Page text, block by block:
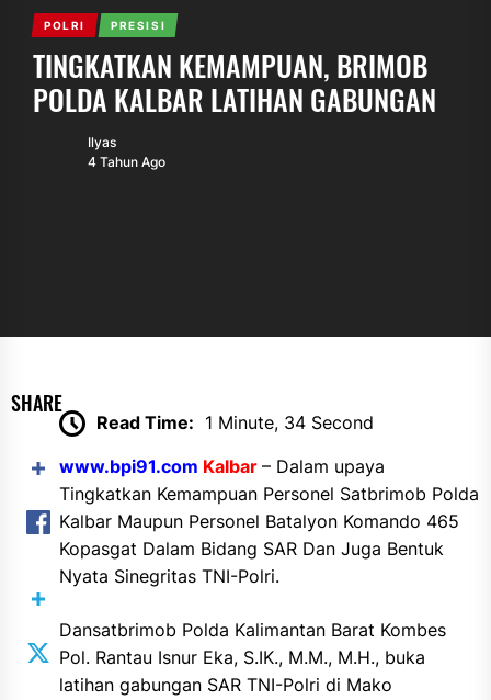
POLRI PRESISI
TINGKATKAN KEMAMPUAN, BRIMOB
POLDA KALBAR LATIHAN GABUNGAN
Ilyas
4 Tahun Ago
SHARE
Read Time: 1 Minute, 34 Second
www.bpi91.com Kalbar – Dalam upaya
Tingkatkan Kemampuan Personel Satbrimob Polda
Kalbar Maupun Personel Batalyon Komando 465
Kopasgat Dalam Bidang SAR Dan Juga Bentuk
Nyata Sinegritas TNI-Polri.
Dansatbrimob Polda Kalimantan Barat Kombes
Pol. Rantau Isnur Eka, S.IK., M.M., M.H., buka
latihan gabungan SAR TNI-Polri di Mako